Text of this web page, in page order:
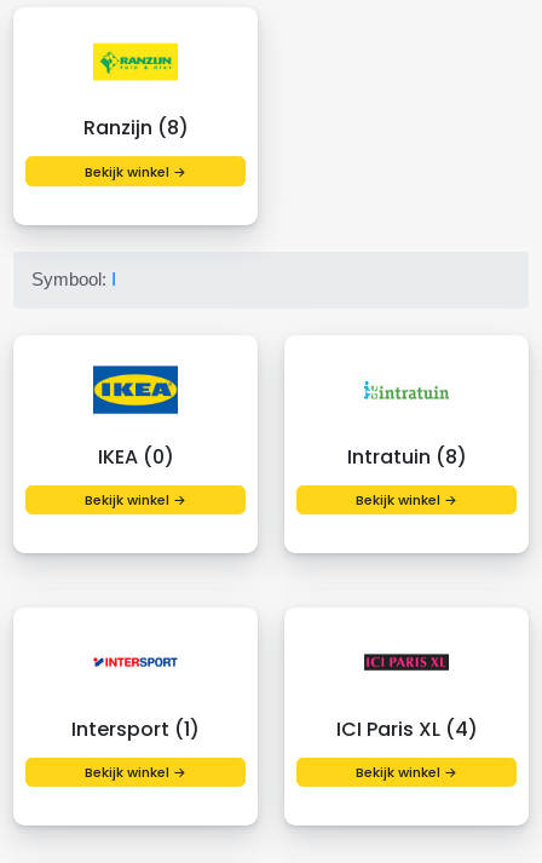
Ranzijn (8)
Bekijk winkel →
Symbool: I
IKEA (0)
Bekijk winkel →
Intratuin (8)
Bekijk winkel →
Intersport (1)
Bekijk winkel →
ICI Paris XL (4)
Bekijk winkel →